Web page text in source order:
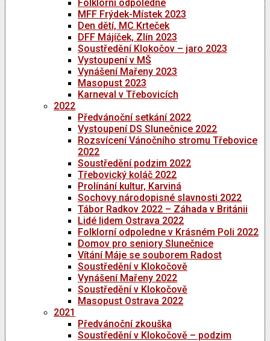
Folklórní odpoledne
MFF Frýdek-Místek 2023
Den dětí, MC Krteček
DFF Májíček, Zlín 2023
Soustředění Klokočov – jaro 2023
Vystoupení v MŠ
Vynášení Mařeny 2023
Masopust 2023
Karneval v Třebovicích
2022
Předvánoční setkání 2022
Vystoupení DS Slunečnice 2022
Rozsvícení Vánočního stromu Třebovice
2022
Soustředění podzim 2022
Třebovický koláč 2022
Prolínání kultur, Karviná
Sochovy národopisné slavnosti 2022
Tábor Radkov 2022 – Záhada v Británii
Lidé lidem Ostrava 2022
Folklorní odpoledne v Krásném Poli 2022
Domov pro seniory Slunečnice
Vítání Máje se souborem Radost
Soustředění v Klokočově
Vynášení Mařeny 2022
Soustředění v Klokočově
Masopust Ostrava 2022
2021
Předvánoční zkouška
Soustředění v Klokočově – podzim